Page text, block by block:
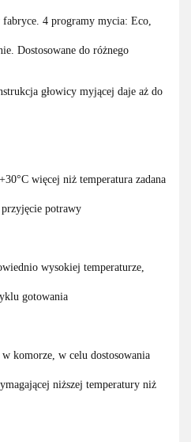
fabryce. 4 programy mycia: Eco,
Dostosowane do różnego
głowicy myjącej daje aż do
więcej niż temperatura zadana
potrawy
wysokiej temperaturze,
gotowania
komorze, w celu dostosowania
niższej temperatury niż